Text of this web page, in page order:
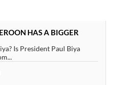
HAS A BIGGER
Is President Paul Biya